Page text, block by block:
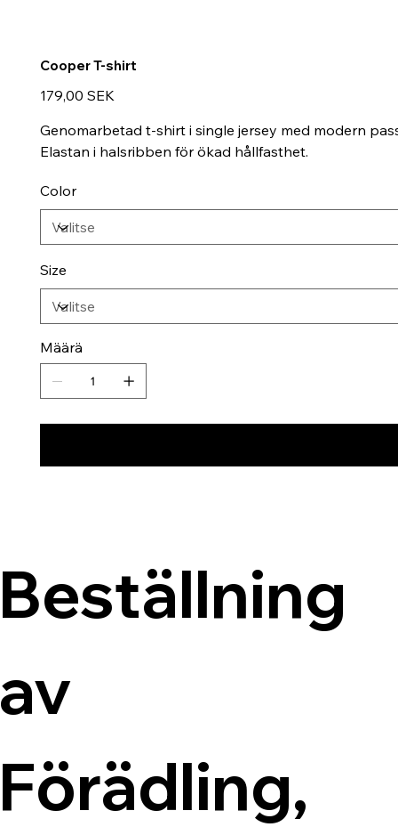
Cooper T-shirt
Hinta
179,00 SEK
Genomarbetad t-shirt i single jersey med modern
Elastan i halsribben för ökad hållfasthet.
Color
Size
Määrä